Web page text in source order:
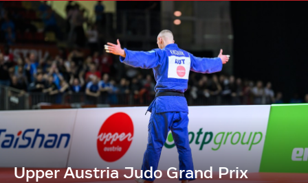
Upper Austria Judo Grand Prix